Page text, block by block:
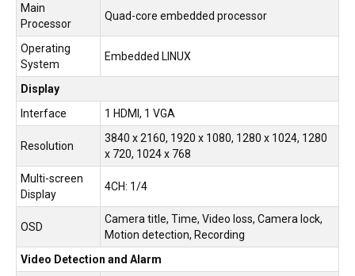
Main
Processor
Quad-core embedded processor
Operating
System
Embedded LINUX
Display
Interface
1 HDMI, 1 VGA
Resolution
3840 x 2160, 1920 x 1080, 1280 x 1024, 1280
x 720, 1024 x 768
Multi-screen
Display
4CH: 1/4
OSD
Camera title, Time, Video loss, Camera lock,
Motion detection, Recording
Video Detection and Alarm